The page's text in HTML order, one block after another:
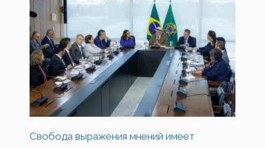
Свобода выражения мнений имеет